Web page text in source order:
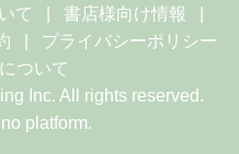
て
書店様向け情報
プライバシーポリシー
ついて
Inc. All rights reserved.
platform.